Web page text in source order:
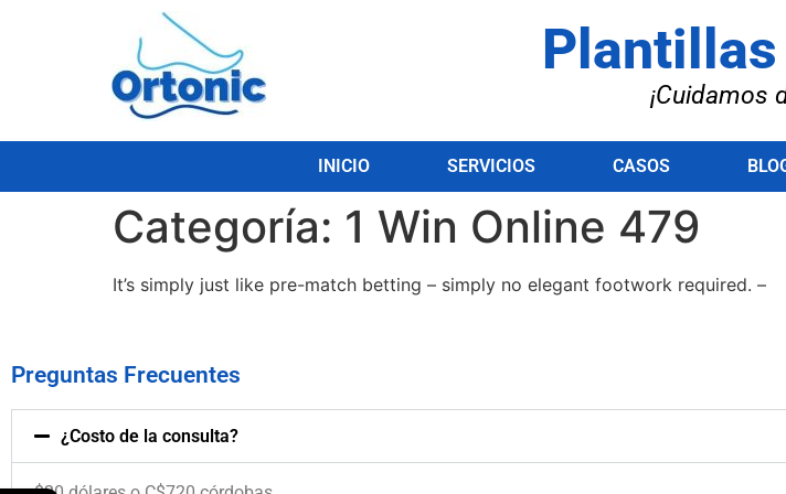
¡Cuidamos
INICIO SERVICIOS CASOS
Categoría: 1 Win Online 479
It’s simply just like pre-match betting – simply no elegant footwork required. –
Preguntas Frecuentes
¿Costo de la consulta?